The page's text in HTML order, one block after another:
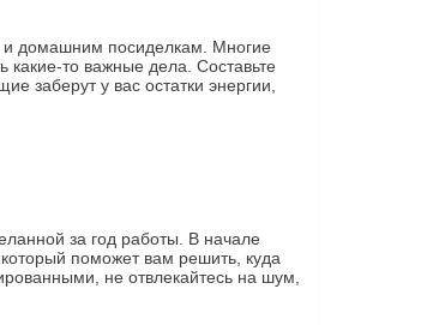
и домашним посиделкам. Многие
какие-то важные дела. Составьте
заберут у вас остатки энергии,
за год работы. В начале
поможет вам решить, куда
не отвлекайтесь на шум,